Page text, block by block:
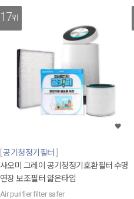
17위
공기청정기필터
샤오미 그레이 공기청정기호환필터 수명
연장 보조필터 얇은타입
Air purifier filter safer